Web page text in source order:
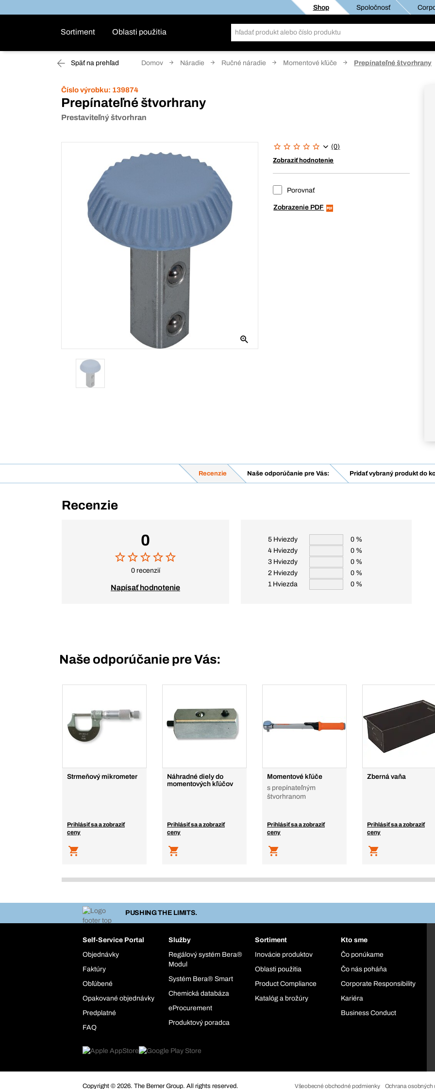
Shop Spoločnosť
Sortiment Oblasti použitia
Späť na prehľad Domov Náradie Ručné náradie Momentové kľúče Prepínateľné štvorhrany
Číslo výrobku: 139874
Prepínateľné štvorhrany
Prestaviteľný štvorhran
(0)
Zobraziť hodnotenie
Porovnať
Zobrazenie PDF
Recenzie Naše odporúčanie pre Vás: Pridať vybraný produkt do
Recenzie
0
0 recenzií
Napísať hodnotenie
5 Hviezdy
0 %
4 Hviezdy
0 %
3 Hviezdy
0 %
2 Hviezdy
0 %
1 Hviezda
0 %
Naše odporúčanie pre Vás:
Strmeňový mikrometer
Prihlásiť sa a zobraziť
ceny
Náhradné diely do
momentových kľúčov
Prihlásiť sa a zobraziť
ceny
Momentové kľúče
s prepínateľným
štvorhranom
Prihlásiť sa a zobraziť
ceny
Zberná vaňa
Prihlásiť sa a zobraziť
ceny
PUSHING THE LIMITS.
Self-Service Portal
Objednávky
Faktúry
Obľúbené
Opakované objednávky
Predplatné
FAQ
Služby
Regálový systém Bera®
Modul
Systém Bera® Smart
Chemická databáza
eProcurement
Produktový poradca
Sortiment
Inovácie produktov
Oblasti použitia
Product Compliance
Katalóg a brožúry
Kto sme
Čo ponúkame
Čo nás poháňa
Corporate Responsibility
Kariéra
Business Conduct
Copyright © 2026. The Berner Group. All rights reserved. Všeobecné obchodné podmienky Ochrana osobných